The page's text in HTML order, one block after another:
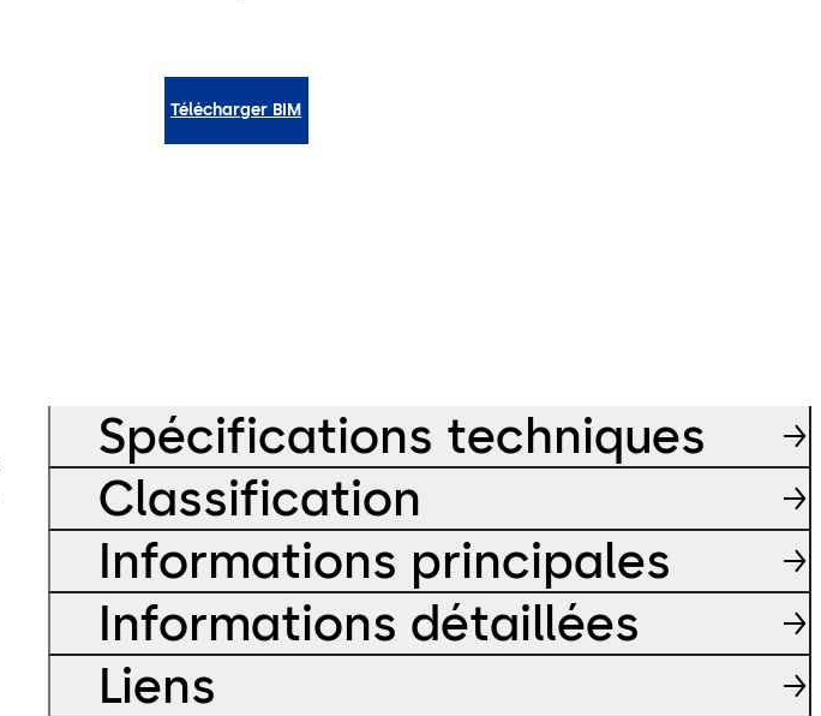
Télécharger BIM
Spécifications techniques
Classification
Informations principales
Informations détaillées
Liens